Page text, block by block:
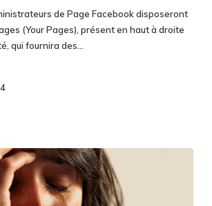
de Page Facebook disposeront
(Your Pages), présent en haut à droite
qui fournira des…